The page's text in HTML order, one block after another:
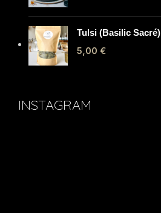
Tulsi (Basilic Sacré)
5,00 €
INSTAGRAM